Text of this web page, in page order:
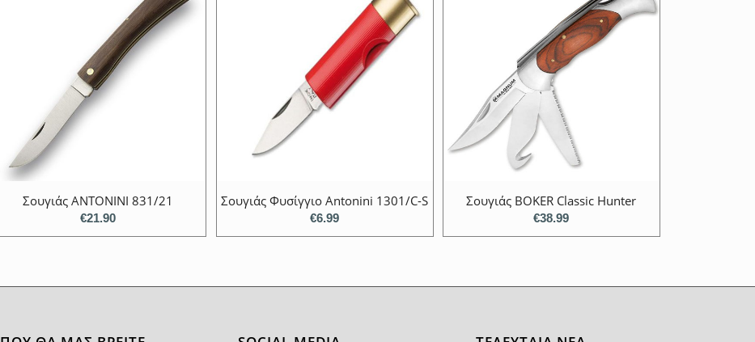
Σουγιάς ANTONINI 831/21
€21.90
Σουγιάς Φυσίγγιο Antonini 1301/C-S
€6.99
Σουγιάς BOKER Classic Hunter
€38.99